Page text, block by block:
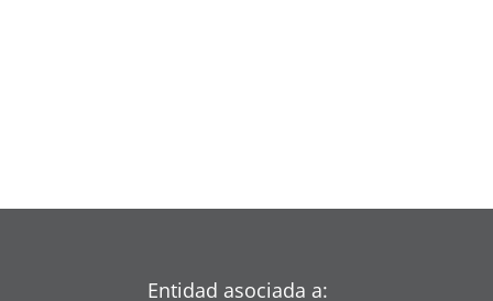
Entidad asociada a: